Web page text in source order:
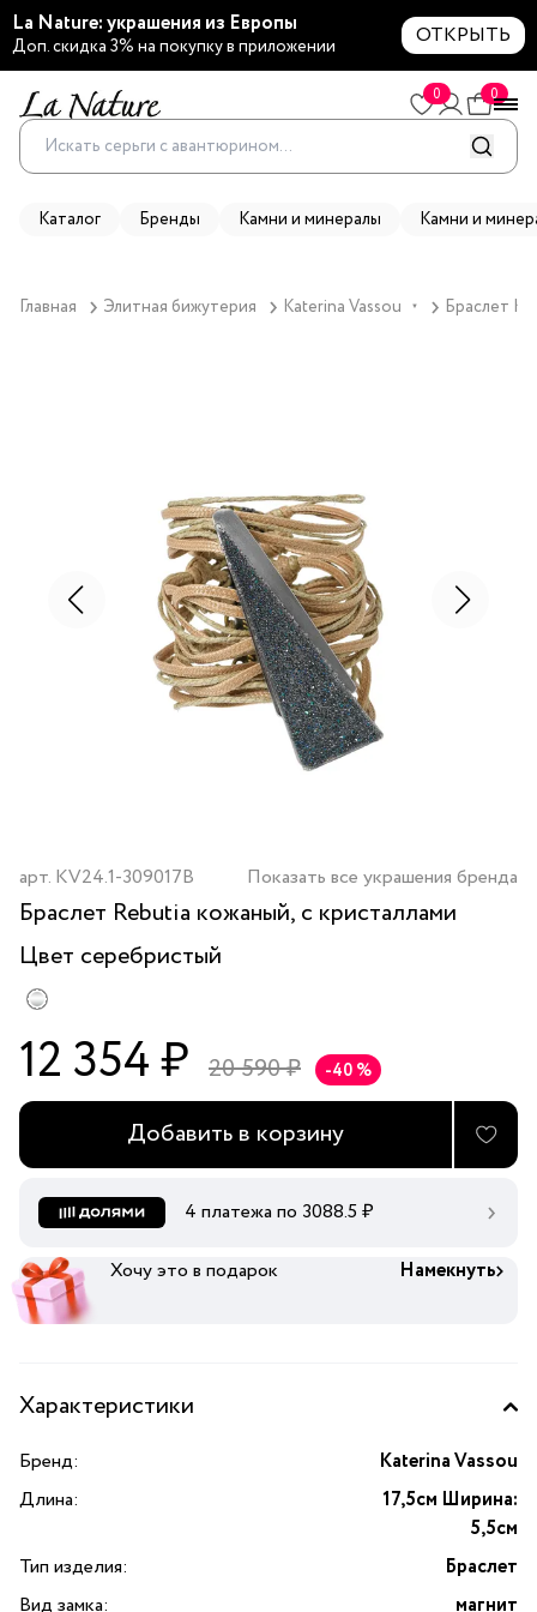
La Nature: украшения из Европы
Доп. скидка 3% на покупку в приложении ОТКРЫТЬ
0 0
Каталог Бренды Камни и минералы Камни и
Главная Элитная бижутерия Katerina Vassou ▼ Браслет
арт. KV24.1-309017B Показать все украшения бренда
Браслет Rebutia кожаный, с кристаллами
Цвет серебристый
12 354 ₽ 20 590 ₽ -40 %
Добавить в корзину
4 платежа по 3088.5 ₽
Хочу это в подарок Намекнуть
Характеристики
Бренд:
Katerina Vassou
Длина:
17,5см Ширина:
5,5см
Тип изделия:
Браслет
Вид замка:
магнит